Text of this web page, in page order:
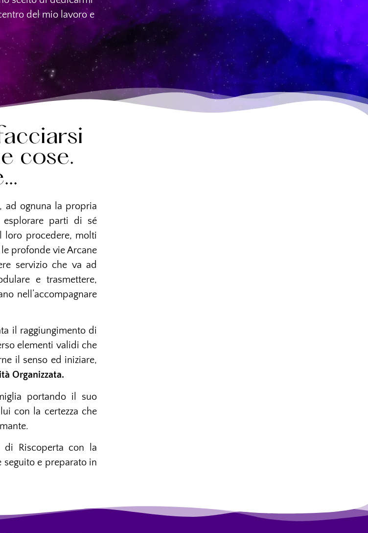
del mio lavoro e
cose.
ad ognuna la propria
esplorare parti di sé
loro procedere, molti
profonde vie Arcane
servizio che va ad
e trasmettere,
nell’accompagnare
il raggiungimento di
elementi validi che
il senso ed iniziare,
Organizzata.
portando il suo
con la certezza che
Riscoperta con la
seguito e preparato in